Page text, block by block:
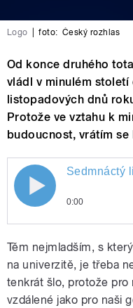
Logo foto: Český rozhlas
Od konce druhého
vládl v minulém století
listopadových dnů
Protože ve vztahu k
budoucnost, vrátím se
Sedmnáctý
0:00
Těm nejmladším, s
na univerzitě, je třeba
tenkrát šlo, protože
vzdálené jako pro naši